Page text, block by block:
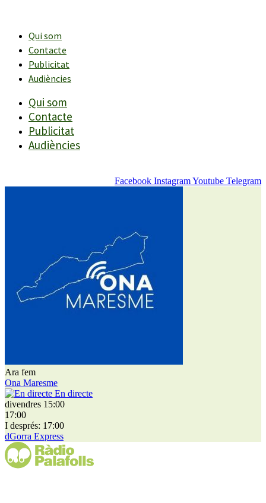
contingutQui som
Contacte
Publicitat
Audiències
Qui som
Contacte
Publicitat
Audiències
Facebook InstagramYoutube Telegram
Ara fem
Ona Maresme
En directe
divendres 15:00
17:00
I després: 17:00
dGorra Express